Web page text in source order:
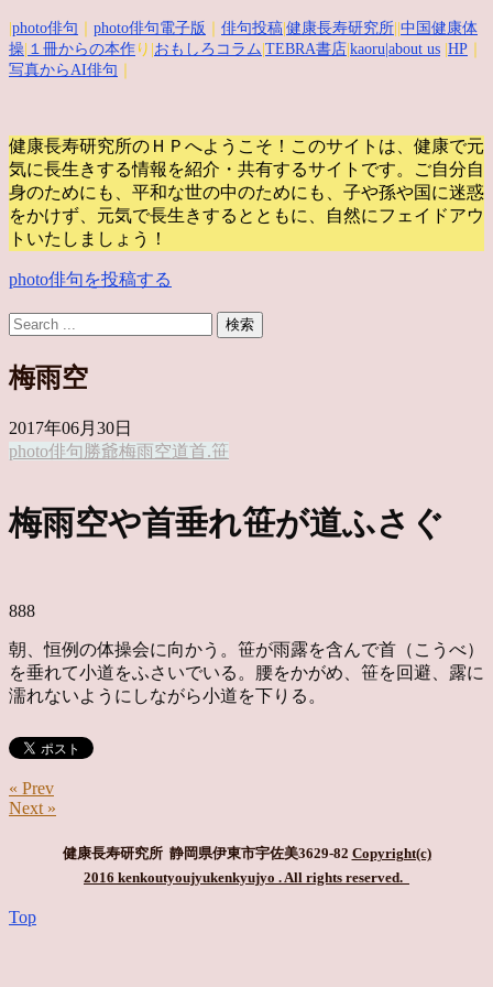
photo俳句 photo俳句電子版 俳句投稿 健康長寿研究所 中国健康体
操 １冊からの本作 り| おもしろコラム TEBRA書店 kaoru |about us HP
写真からAI俳句
健康長寿研究所のＨＰへようこそ！このサイトは、健康で元
気に長生きする情報を紹介・共有するサイトです。
ご自分自
身のためにも、平和な世の中のためにも、子や孫や国に迷惑
をかけず、元気で長生きするとともに、自然にフェイドアウ
トいたしましょう！
photo俳句を投稿する
梅雨空
2017年06月30日
photo俳句 勝爺梅雨空道首.笹
梅雨空や首垂れ笹が道ふさぐ
888
朝、恒例の体操会に向かう。笹が雨露を含んで首（こうべ）
を垂れて小道をふさいでいる。腰をかがめ、笹を回避、露に
濡れないようにしながら小道を下りる。
« Prev
Next »
健康長寿研究所 静岡県伊東市宇佐美3629-82 Copyright(c)
2016 kenkoutyoujyukenkyujyo . All rights reserved.
Top